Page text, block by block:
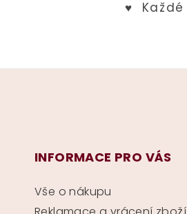
INFORMACE PRO VÁS
Vše o nákupu